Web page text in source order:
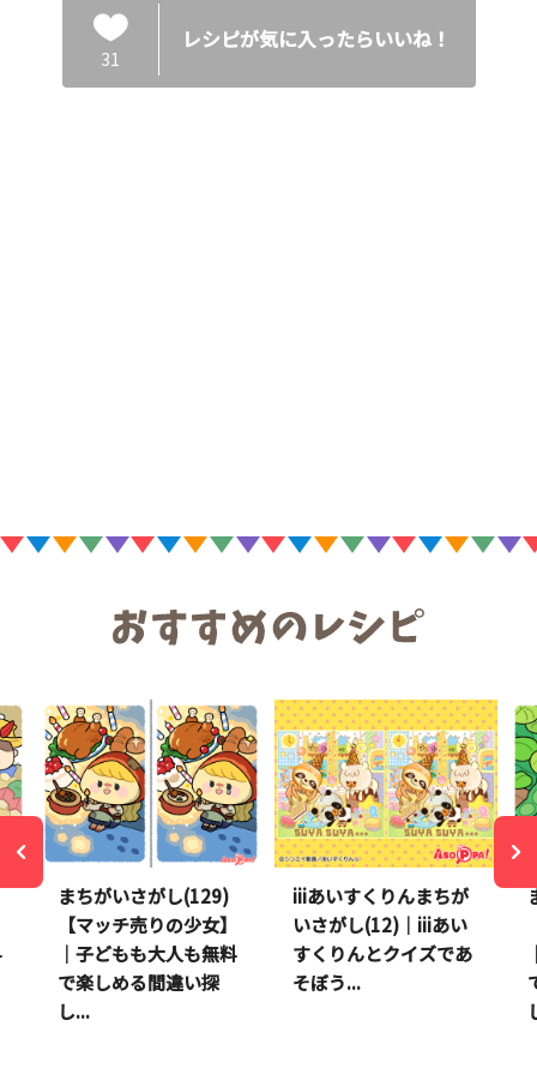
31
レシピが気に入ったらいいね！
まちがいさがし(129)
【マッチ売りの少女】
｜子どもも大人も無料
で楽しめる間違い探
し...
iiiあいすくりんまちが
いさがし(12)｜iiiあい
すくりんとクイズであ
そぼう...